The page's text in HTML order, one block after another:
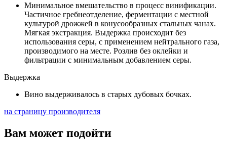
Минимальное вмешательство в процесс винификации.
Частичное гребнеотделение, ферментации с местной
культурой дрожжей в конусообразных стальных чанах.
Мягкая экстракция. Выдержка происходит без
использования серы, с применением нейтрального газа,
производимого на месте. Розлив без оклейки и
фильтрации с минимальным добавлением серы.
Выдержка
Вино выдерживалось в старых дубовых бочках.
на страницу производителя
Вам может подойти